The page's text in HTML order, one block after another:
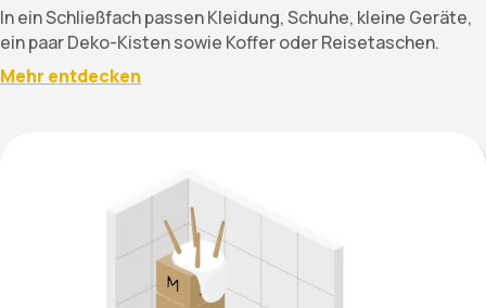
In ein Schließfach passen Kleidung, Schuhe, kleine Geräte,
ein paar Deko-Kisten sowie Koffer oder Reisetaschen.
Mehr entdecken